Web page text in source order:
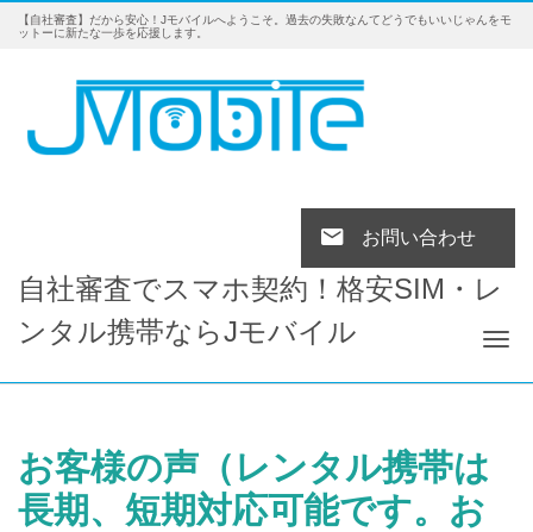
【自社審査】だから安心！Jモバイルへようこそ。過去の失敗なんてどうでもいいじゃんをモ
ットーに新たな一歩を応援します。
お問い合わせ
自社審査でスマホ契約！格安SIM・レ
ンタル携帯ならJモバイル
お客様の声（レンタル携帯は
長期、短期対応可能です。お